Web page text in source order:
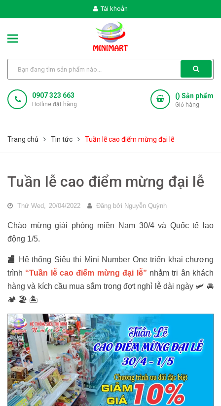
Tài khoản
0907 323 663
Hotline đặt hàng
() Sản phẩm
Giỏ hàng
Trang chủ Tin tức Tuần lễ cao điểm mừng đại lễ
Tuần lễ cao điểm mừng đại lễ
Thứ Wed, 20/04/2022 Đăng bởi Nguyễn Quỳnh
Chào mừng giải phóng miền Nam 30/4 và Quốc tế lao
động 1/5.
🏬 Hệ thống Siêu thị Mini Number One triển khai chương
trình “Tuần lễ cao điểm mừng đại lễ” nhằm tri ân khách
hàng và kích cầu mua sắm trong đợt nghỉ lễ dài ngày 🛩 🚘
🏕 🏖 🏝